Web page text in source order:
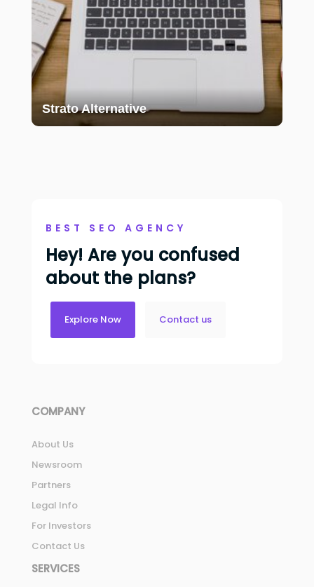
Strato Alternative
BEST SEO AGENCY
Hey! Are you confused
about the plans?
Explore Now Contact us
COMPANY
About Us
Newsroom
Partners
Legal Info
For Investors
Contact Us
SERVICES